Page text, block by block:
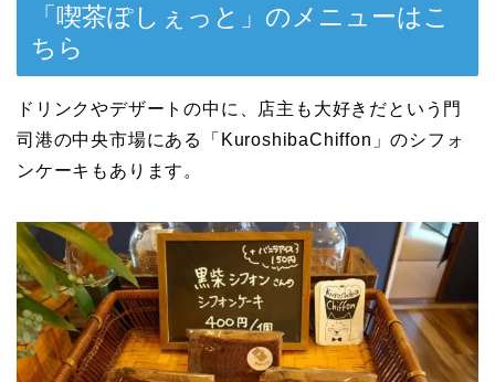
「喫茶ぽしぇっと」のメニューはこ
ちら
ドリンクやデザートの中に、店主も大好きだという門
司港の中央市場にある「KuroshibaChiffon」のシフォ
ンケーキもあります。